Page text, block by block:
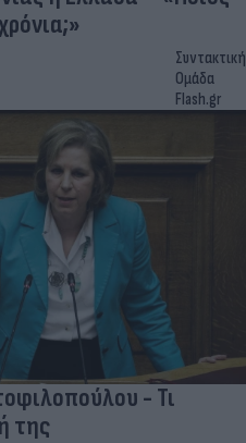
Συντακτική
Ομάδα
Flash.gr
- Τι
της